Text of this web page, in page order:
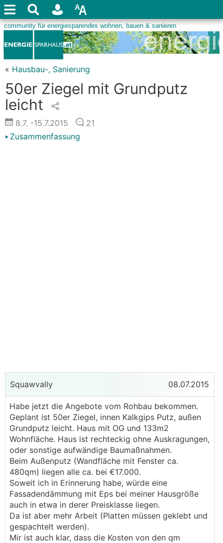
« Hausbau-, Sanierung
50er Ziegel mit Grundputz
leicht
8.7. -15.7.2015
21
Zusammenfassung
Squawvally 08.07.2015
Habe jetzt die Angebote vom Rohbau bekommen.
Geplant ist 50er Ziegel, innen Kalkgips Putz, außen
Grundputz leicht. Haus mit OG und 133m2
Wohnfläche. Haus ist rechteckig ohne Auskragungen,
oder sonstige aufwändige Baumaßnahmen.
Beim Außenputz (Wandfläche mit Fenster ca.
480qm) liegen alle ca. bei €17.000.
Soweit ich in Erinnerung habe, würde eine
Fassadendämmung mit Eps bei meiner Hausgröße
auch in etwa in derer Preisklasse liegen.
Da ist aber mehr Arbeit (Platten müssen geklebt und
gespachtelt werden).
Mir ist auch klar, dass die Kosten von den qm